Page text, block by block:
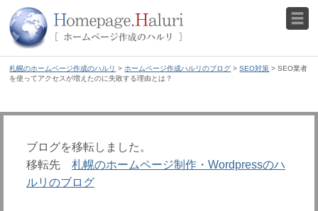
札幌のホームページ作成のハルリ > ホームページ作成ハルリのブログ >SEO対策 > SEO業者
を使ってアクセスが増えたのに失敗する理由とは？
ブログを移転しました。
移転先 札幌のホームページ制作・Wordpressのハ
ルリのブログ